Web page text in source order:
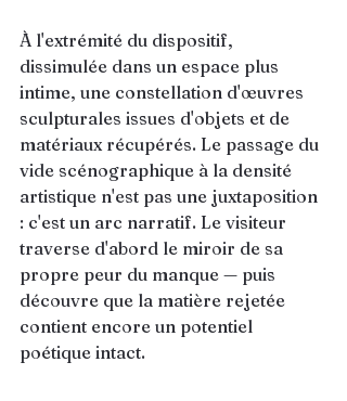
À l'extrémité du dispositif,
dissimulée dans un espace plus
intime, une constellation d'œuvres
sculpturales issues d'objets et de
matériaux récupérés. Le passage du
vide scénographique à la densité
artistique n'est pas une juxtaposition
: c'est un arc narratif. Le visiteur
traverse d'abord le miroir de sa
propre peur du manque — puis
découvre que la matière rejetée
contient encore un potentiel
poétique intact.